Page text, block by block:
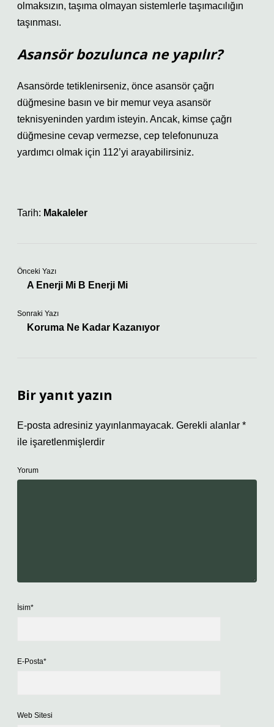
olmaksızın, taşıma olmayan sistemlerle taşımacılığın
taşınması.
Asansör bozulunca ne yapılır?
Asansörde tetiklenirseniz, önce asansör çağrı
düğmesine basın ve bir memur veya asansör
teknisyeninden yardım isteyin. Ancak, kimse çağrı
düğmesine cevap vermezse, cep telefonunuza
yardımcı olmak için 112’yi arayabilirsiniz.
Tarih: Makaleler
Önceki Yazı
A Enerji Mi B Enerji Mi
Sonraki Yazı
Koruma Ne Kadar Kazanıyor
Bir yanıt yazın
E-posta adresiniz yayınlanmayacak. Gerekli alanlar *
ile işaretlenmişlerdir
Yorum
İsim*
E-Posta*
Web Sitesi